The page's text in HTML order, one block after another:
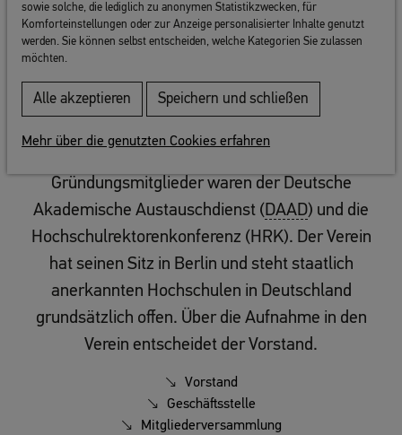
uni-assist wurde im November 2003 von 41
Gründungsmitglieder waren der Deutsche
Akademische Austauschdienst ( DAAD) und die
Hochschulrektorenkonferenz (HRK). Der Verein
hat seinen Sitz in Berlin und steht staatlich
anerkannten Hochschulen in Deutschland
grundsätzlich offen. Über die Aufnahme in den
Verein entscheidet der Vorstand.
Vorstand
Geschäftsstelle
Mitgliederversammlung
sowie solche, die lediglich zu anonymen Statistikzwecken, für
Komforteinstellungen oder zur Anzeige personalisierter Inhalte genutzt
werden. Sie können selbst entscheiden, welche Kategorien Sie zulassen
möchten.
Alle akzeptieren Speichern und schließen
Mehr über die genutzten Cookies erfahren